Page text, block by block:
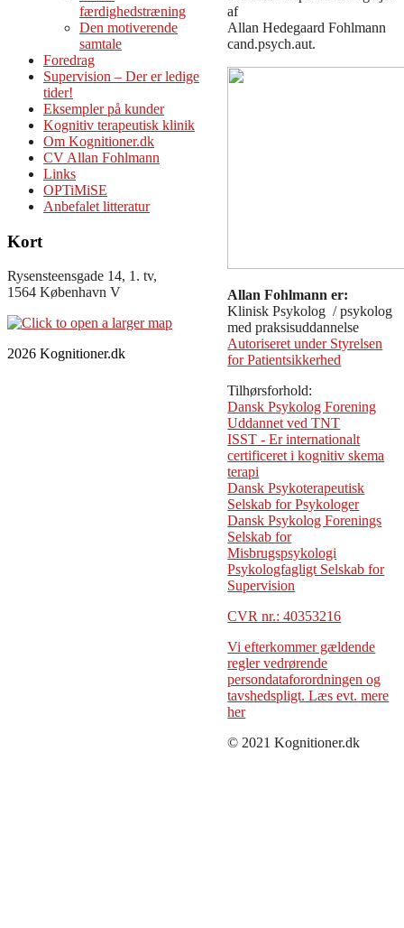
færdighedstræning
Den motiverende
samtale
Foredrag
Supervision – Der er ledige
tider!
Eksempler på kunder
Kognitiv terapeutisk klinik
Om Kognitioner.dk
CV Allan Fohlmann
Links
OPTiMiSE
Anbefalet litteratur
Kort
Rysensteensgade 14, 1. tv,
1564 København V
af
Allan Hedegaard Fohlmann
cand.psych.aut.
Allan Fohlmann er:
Klinisk Psykolog / psykolog
med praksisuddannelse
Autoriseret under Styrelsen
for Patientsikkerhed
Tilhørsforhold:
Dansk Psykolog Forening
Uddannet ved TNT
ISST - Er internationalt
certificeret i kognitiv skema
terapi
Dansk Psykoterapeutisk
Selskab for Psykologer
Dansk Psykolog Forenings
Selskab for
Misbrugspsykologi
Psykologfagligt Selskab for
Supervision
CVR nr.: 40353216
Vi efterkommer gældende
regler vedrørende
persondataforordningen og
tavshedspligt. Læs evt. mere
her
© 2021 Kognitioner.dk
2026 Kognitioner.dk